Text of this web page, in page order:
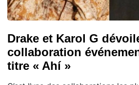
Drake et Karol G
collaboration
titre « Ahí »